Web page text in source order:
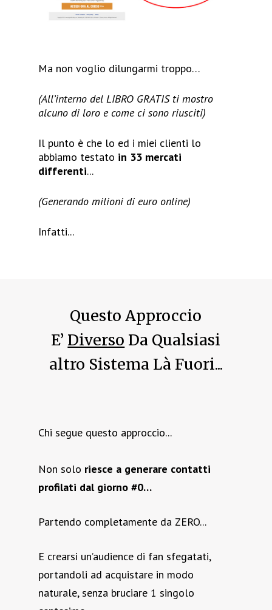
Ma non voglio dilungarmi troppo…
(All’interno del LIBRO GRATIS ti mostro
alcuno di loro e come ci sono riusciti)
Il punto è che lo ed i miei clienti lo
abbiamo testato in 33 mercati
differenti...
(Generando milioni di euro online)
Infatti...
Questo Approccio
E’ Diverso Da Qualsiasi
altro Sistema Là Fuori...
Chi segue questo approccio...
Non solo riesce a generare contatti
profilati dal giorno #0…
Partendo completamente da ZERO...
E crearsi un’audience di fan sfegatati,
portandoli ad acquistare in modo
naturale, senza bruciare 1 singolo